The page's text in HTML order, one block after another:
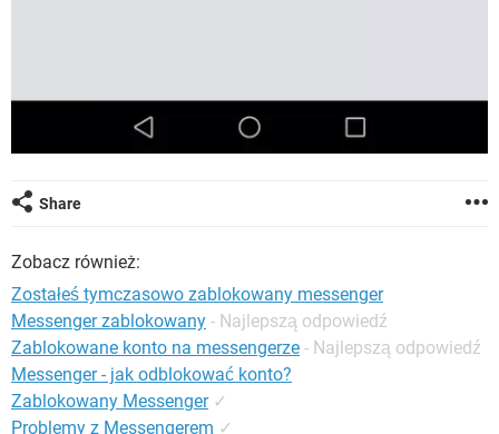
Share
Zobacz również:
Zostałeś tymczasowo zablokowany messenger
Messenger zablokowany - Najlepszą odpowiedź
Zablokowane konto na messengerze - Najlepszą odpowiedź
Messenger - jak odblokować konto?
Zablokowany Messenger ✓
Problemy z Messengerem ✓